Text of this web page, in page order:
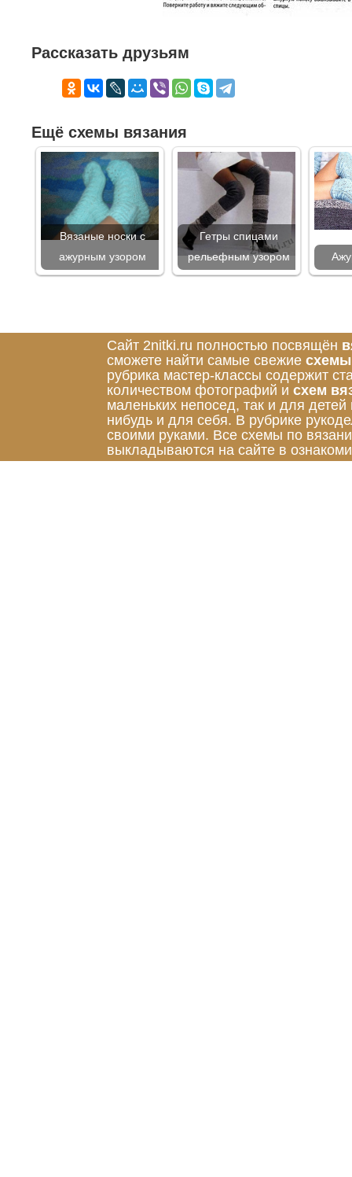
Рассказать друзьям
Ещё схемы вязания
Вязаные носки с
ажурным узором
Гетры спицами
рельефным узором
Сайт 2nitki.ru полностью посвящён
сможете найти самые свежие схемы
рубрика мастер-классы содержит
количеством фотографий и схем
маленьких непосед, так и для
нибудь и для себя. В рубрике
своими руками. Все схемы по
выкладываются на сайте в